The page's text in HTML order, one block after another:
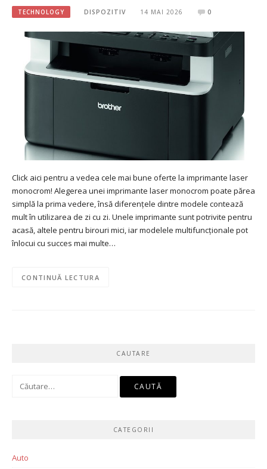
TECHNOLOGY DISPOZITIV 14 MAI 2026 0
Click aici pentru a vedea cele mai bune oferte la imprimante laser
monocrom! Alegerea unei imprimante laser monocrom poate părea
simplă la prima vedere, însă diferențele dintre modele contează
mult în utilizarea de zi cu zi. Unele imprimante sunt potrivite pentru
acasă, altele pentru birouri mici, iar modelele multifuncționale pot
înlocui cu succes mai multe…
CONTINUĂ LECTURA
CAUTARE
Caută
CATEGORII
Auto